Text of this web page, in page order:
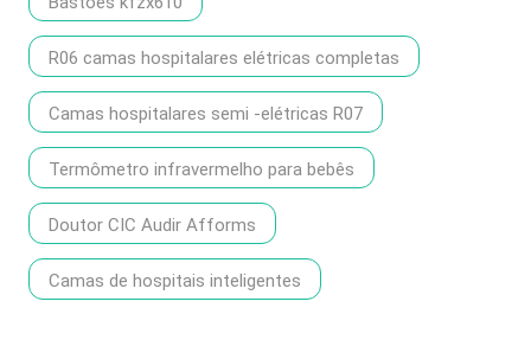
R06 camas hospitalares elétricas completas
Camas hospitalares semi -elétricas R07
Termômetro infravermelho para bebês
Doutor CIC Audir Afforms
Camas de hospitais inteligentes